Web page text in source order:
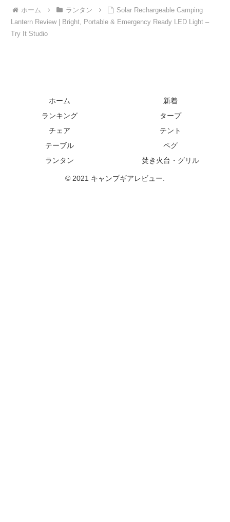
ホーム ランタン
Solar Rechargeable Camping
Lantern Review | Bright, Portable & Emergency Ready LED Light –
Try It Studio
ホーム
新着
ランキング
タープ
チェア
テント
テーブル
ペグ
ランタン
焚き火台・グリル
© 2021 キャンプギアレビュー.